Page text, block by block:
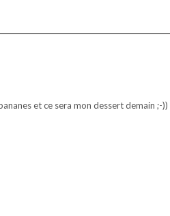
et ce sera mon dessert demain ;-))